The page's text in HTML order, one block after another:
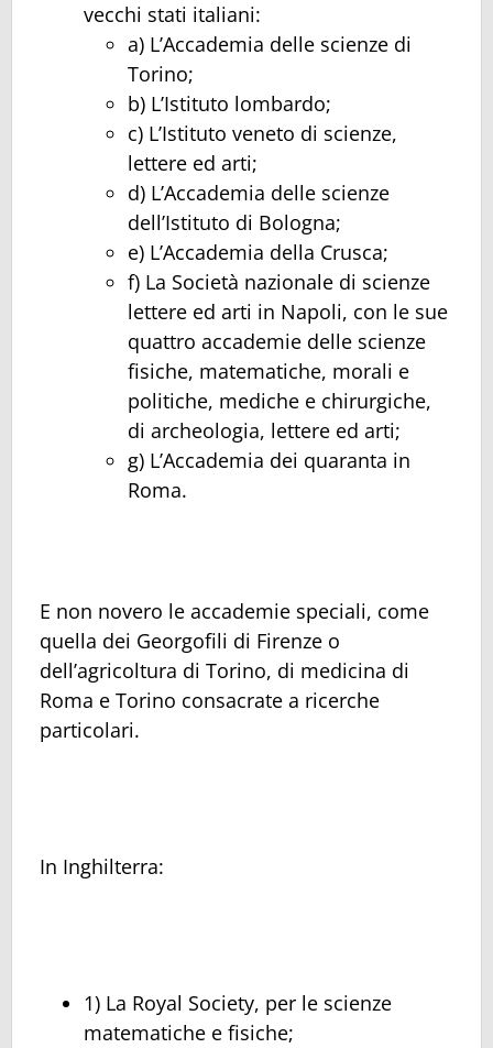
vecchi stati italiani:
a) L’Accademia delle scienze di
Torino;
b) L’Istituto lombardo;
c) L’Istituto veneto di scienze,
lettere ed arti;
d) L’Accademia delle scienze
dell’Istituto di Bologna;
e) L’Accademia della Crusca;
f) La Società nazionale di scienze
lettere ed arti in Napoli, con le sue
quattro accademie delle scienze
fisiche, matematiche, morali e
politiche, mediche e chirurgiche,
di archeologia, lettere ed arti;
g) L’Accademia dei quaranta in
Roma.
E non novero le accademie speciali, come
quella dei Georgofili di Firenze o
dell’agricoltura di Torino, di medicina di
Roma e Torino consacrate a ricerche
particolari.
In Inghilterra:
1) La Royal Society, per le scienze
matematiche e fisiche;